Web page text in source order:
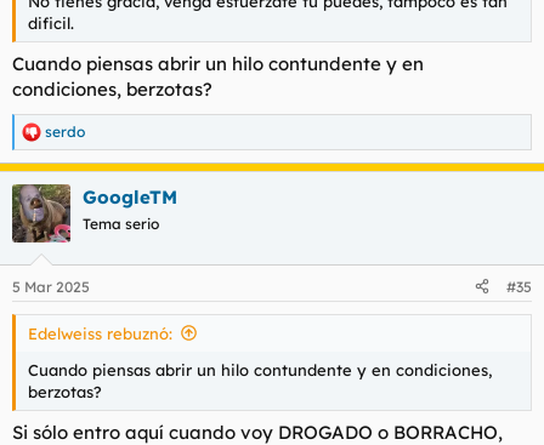
dificil.
Cuando piensas abrir un hilo contundente y en
condiciones, berzotas?
R
e
a
c
c
i
e
s
serdo
GoogleTM
Tema serio
5 Mar 2025 #35
Edelweiss rebuznó:
Cuando piensas abrir un hilo contundente y en condiciones,
berzotas?
Si sólo entro aquí cuando voy DROGADO o BORRACHO,